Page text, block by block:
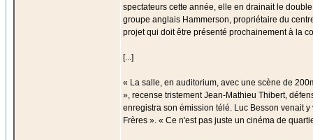
spectateurs cette année, elle en drainait le
groupe anglais Hammerson, propriétaire du
projet qui doit être présenté prochainement à la
[...]
« La salle, en auditorium, avec une scène de
», recense tristement Jean-Mathieu Thibert,
enregistra son émission télé. Luc Besson venait
Frères ». « Ce n'est pas juste un cinéma de